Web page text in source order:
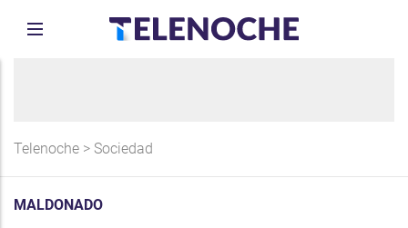
Telenoche > Sociedad
MALDONADO